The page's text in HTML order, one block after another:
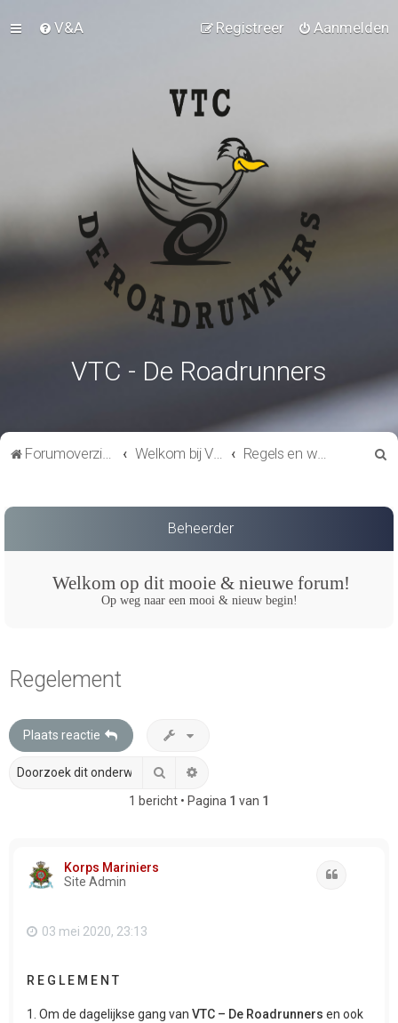
V&A Aanmelden
Registreer
VTC - De Roadrunners
Forumoverzicht Welkom bij VTC de Roadrunners Regels en waarden
Beheerder
Welkom op dit mooie & nieuwe forum!
Op weg naar een mooi & nieuw begin!
Regelement
Plaats reactie
Zoek
1 bericht • Pagina 1 van 1
Korps Mariniers
Site Admin
03 mei 2020, 23:13
R E G L E M E N T
1. Om de dagelijkse gang van VTC – De Roadrunners en ook